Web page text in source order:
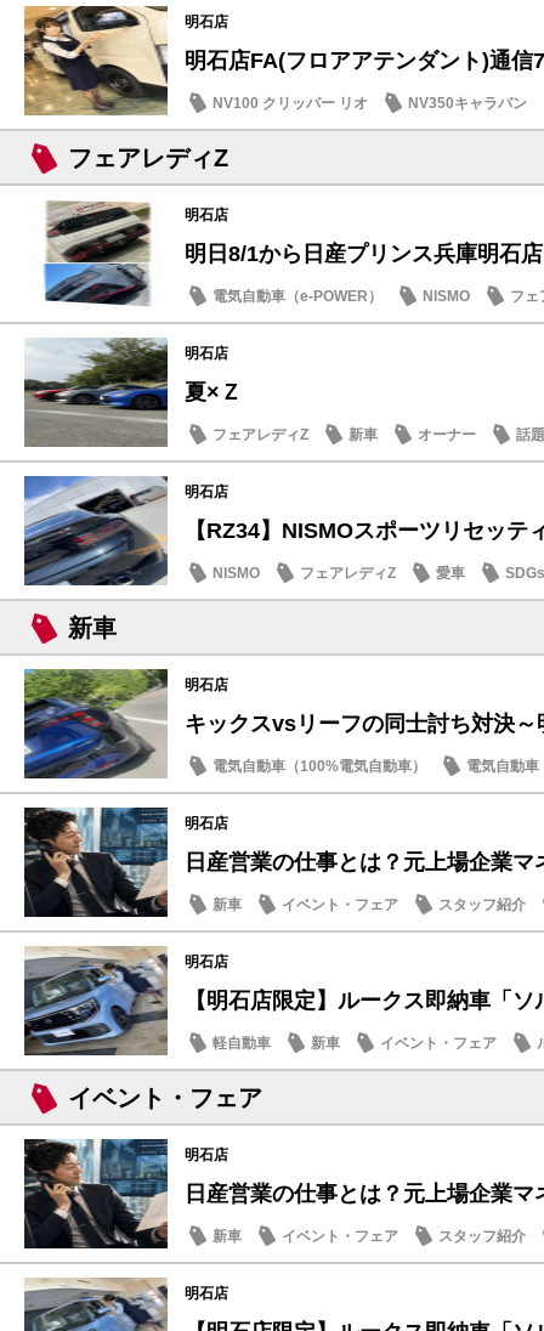
明石店
明石店FA(フロアアテンダント)通信
NV100 クリッパー リオ
NV350キャラバン
話題の情報
SDGs
フェアレディZ
明石店
明日8/1から日産プリンス兵庫明石
電気自動車（e-POWER） NISMO フェ
明石店
夏×Ｚ
フェアレディZ 新車 オーナー 話
明石店
【RZ34】NISMOスポーツリセッテ
NISMO フェアレディZ 愛車 SDGs
新車
明石店
キックスvsリーフの同士討ち対決～
電気自動車（100%電気自動車）
電気自動車
新車
キックス
明石店
日産営業の仕事とは？元上場企業マ
新車 イベント・フェア スタッフ紹介
明石店
【明石店限定】ルークス即納車「
軽自動車 新車 イベント・フェア
イベント・フェア
明石店
日産営業の仕事とは？元上場企業マ
新車 イベント・フェア スタッフ紹介
明石店